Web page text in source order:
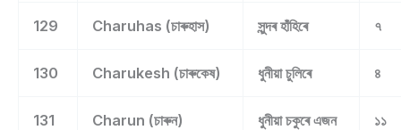
129 Charuhas (চাৰুহাস) সুন্দৰ হাঁহিৰে ৭
130 Charukesh (চাৰুকেষ) ধুনীয়া চুলিৰে ৪
131 Charun (চাৰুন) ধুনীয়া চকুৰে এজন ১১